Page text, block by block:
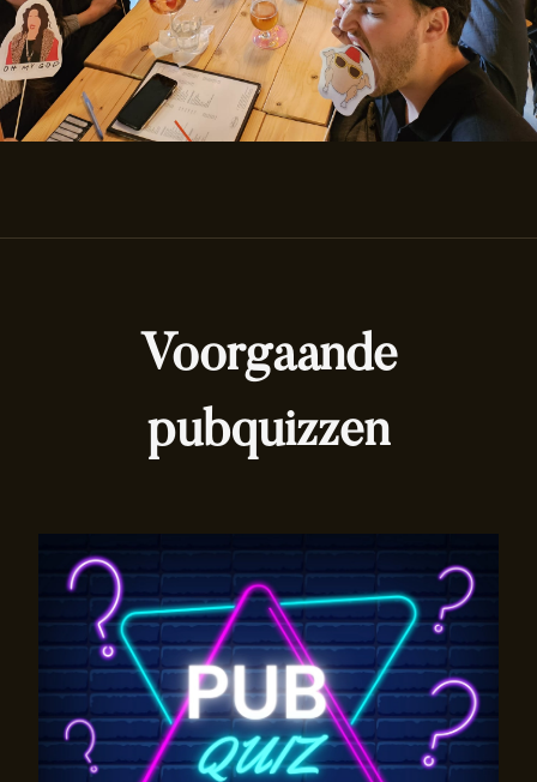
Voorgaande
pubquizzen